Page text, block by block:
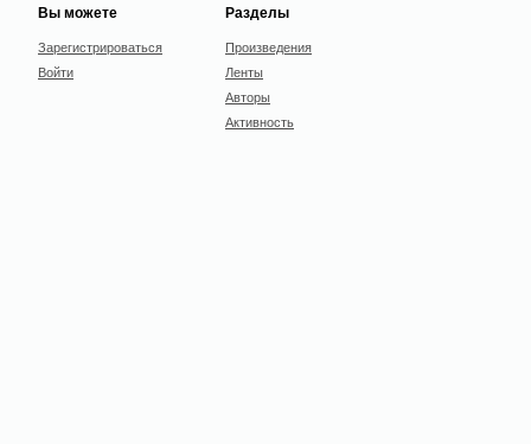
Вы можете
Зарегистрироваться
Войти
Разделы
Произведения
Ленты
Авторы
Активность